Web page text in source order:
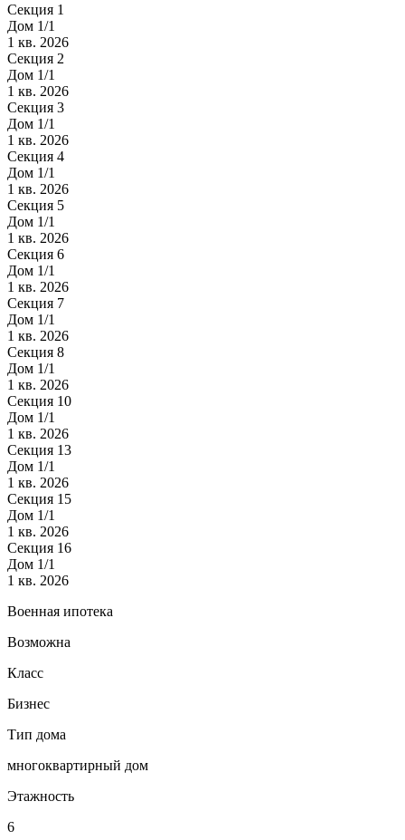
Секция 1
Дом 1/1
1 кв. 2026
Секция 2
Дом 1/1
1 кв. 2026
Секция 3
Дом 1/1
1 кв. 2026
Секция 4
Дом 1/1
1 кв. 2026
Секция 5
Дом 1/1
1 кв. 2026
Секция 6
Дом 1/1
1 кв. 2026
Секция 7
Дом 1/1
1 кв. 2026
Секция 8
Дом 1/1
1 кв. 2026
Секция 10
Дом 1/1
1 кв. 2026
Секция 13
Дом 1/1
1 кв. 2026
Секция 15
Дом 1/1
1 кв. 2026
Секция 16
Дом 1/1
1 кв. 2026
Военная ипотека
Возможна
Класс
Бизнес
Тип дома
многоквартирный дом
Этажность
6